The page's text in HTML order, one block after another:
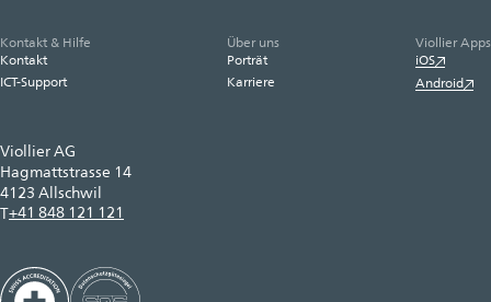
Viollier AG
Hagmattstrasse 14
4123 Allschwil
T+41 848 121 121
Kontakt & Hilfe
Kontakt
ICT-Support
Über uns
Porträt
Karriere
Viollier Apps
iOS
Android